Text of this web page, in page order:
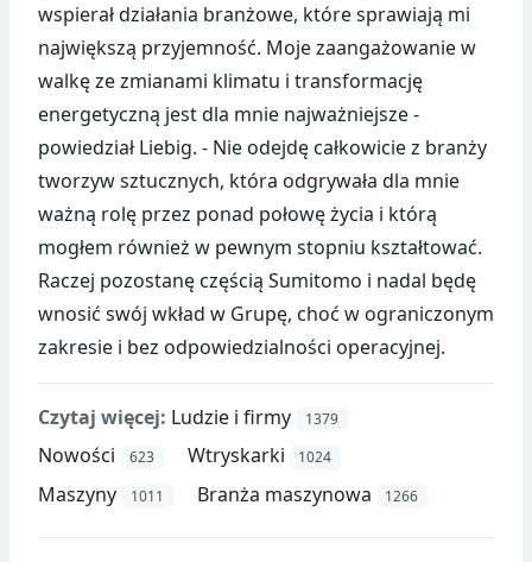
wspierał działania branżowe, które sprawiają mi
największą przyjemność. Moje zaangażowanie w
walkę ze zmianami klimatu i transformację
energetyczną jest dla mnie najważniejsze -
powiedział Liebig. - Nie odejdę całkowicie z branży
tworzyw sztucznych, która odgrywała dla mnie
ważną rolę przez ponad połowę życia i którą
mogłem również w pewnym stopniu kształtować.
Raczej pozostanę częścią Sumitomo i nadal będę
wnosić swój wkład w Grupę, choć w ograniczonym
zakresie i bez odpowiedzialności operacyjnej.
Czytaj więcej: Ludzie i firmy 1379
Nowości 623 Wtryskarki 1024
Maszyny 1011 Branża maszynowa 1266